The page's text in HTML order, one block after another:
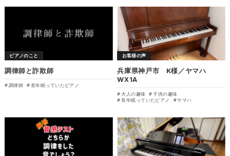
ピアノのこと
調律師と詐欺師
調律師 長年眠っていたピアノ
お客様の声
兵庫県神戸市 K様／ヤマハ
WX1A
大人の趣味
子供の趣味
長年眠っていたピアノ
ヤマハ